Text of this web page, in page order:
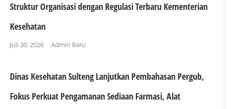
Struktur Organisasi dengan Regulasi Terbaru Kementerian
Kesehatan
Juli 30, 2026 Admin Baru
Dinas Kesehatan Sulteng Lanjutkan Pembahasan Pergub,
Fokus Perkuat Pengamanan Sediaan Farmasi, Alat